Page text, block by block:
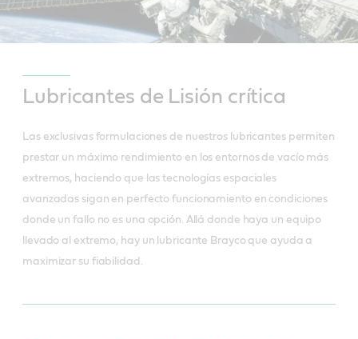
Lubricantes de Lisión crítica
Las exclusivas formulaciones de nuestros lubricantes permiten
prestar un máximo rendimiento en los entornos de vacío más
extremos, haciendo que las tecnologías espaciales
avanzadas sigan en perfecto funcionamiento en condiciones
donde un fallo no es una opción. Allá donde haya un equipo
llevado al extremo, hay un lubricante Brayco que ayuda a
maximizar su fiabilidad.